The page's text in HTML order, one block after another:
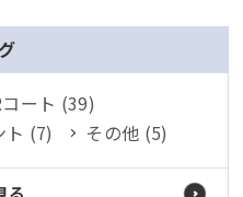
コート (39)
ト (7) その他 (5)